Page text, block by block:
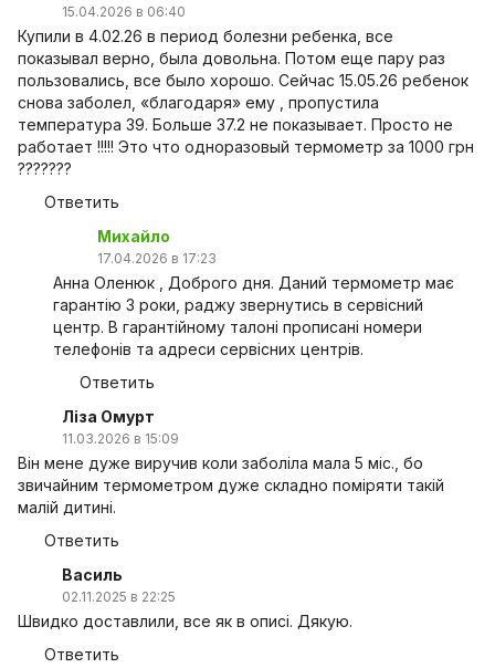
15.04.2026 в 06:40
Купили в 4.02.26 в период болезни ребенка, все
показывал верно, была довольна. Потом еще пару раз
пользовались, все было хорошо. Сейчас 15.05.26 ребенок
снова заболел, «благодаря» ему , пропустила
температура 39. Больше 37.2 не показывает. Просто не
работает !!!!! Это что одноразовый термометр за 1000 грн
???????
Ответить
Михайло
17.04.2026 в 17:23
Анна Оленюк , Доброго дня. Даний термометр має
гарантію 3 роки, раджу звернутись в сервісний
центр. В гарантійному талоні прописані номери
телефонів та адреси сервісних центрів.
Ответить
Ліза Омурт
11.03.2026 в 15:09
Він мене дуже виручив коли заболіла мала 5 міс., бо
звичайним термометром дуже складно поміряти такій
малій дитині.
Ответить
Василь
02.11.2025 в 22:25
Швидко доставлили, все як в описі. Дякую.
Ответить